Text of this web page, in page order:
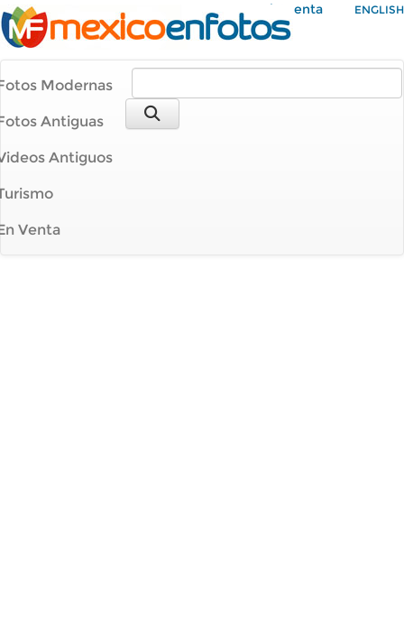
Mi Cuenta ENGLISH
Modernas
Antiguas
Antiguos
Venta